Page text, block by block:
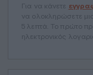
Για να κάνετε
να ολοκληρώσετε
5 λεπτά. Το πρώτο
ηλεκτρονικός